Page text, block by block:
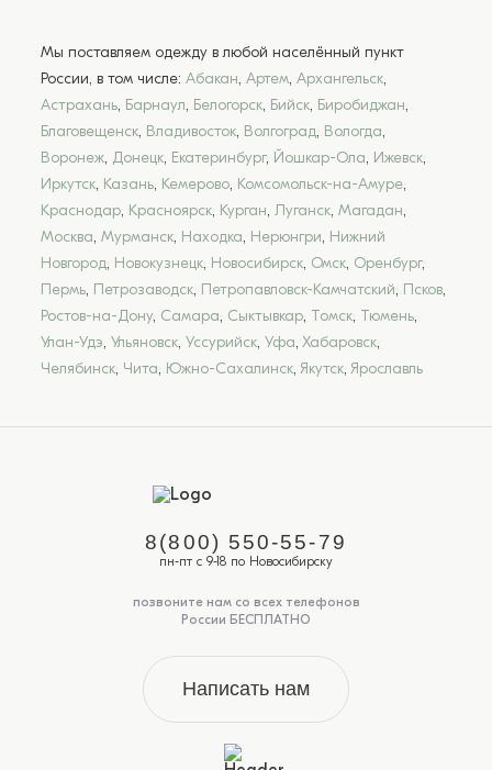
Мы поставляем одежду в любой населённый пункт
России, в том числе: Абакан, Артем, Архангельск,
Астрахань, Барнаул, Белогорск, Бийск, Биробиджан,
Благовещенск, Владивосток, Волгоград, Вологда,
Воронеж, Донецк, Екатеринбург, Йошкар-Ола, Ижевск,
Иркутск, Казань, Кемерово, Комсомольск-на-Амуре,
Краснодар, Красноярск, Курган, Луганск, Магадан,
Москва, Мурманск, Находка, Нерюнгри, Нижний
Новгород, Новокузнецк, Новосибирск, Омск, Оренбург,
Пермь, Петрозаводск, Петропавловск-Камчатский, Псков,
Ростов-на-Дону, Самара, Сыктывкар, Томск, Тюмень,
Улан-Удэ, Ульяновск, Уссурийск, Уфа, Хабаровск,
Челябинск, Чита, Южно-Сахалинск, Якутск, Ярославль
8(800) 550-55-79
пн-пт с 9-18 по Новосибирску
позвоните нам со всех телефонов
России БЕСПЛАТНО
Написать нам